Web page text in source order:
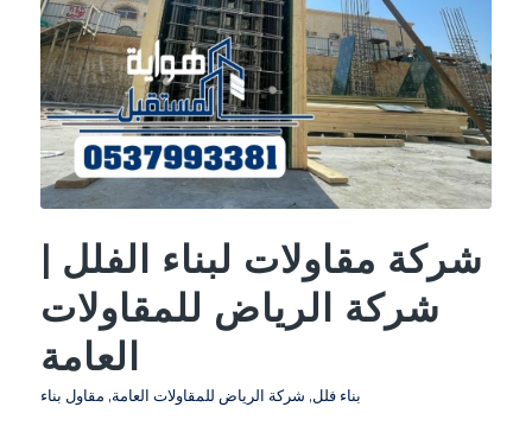
شركة مقاولات لبناء الفلل |
شركة الرياض للمقاولات
العامة
بناء فلل, شركة الرياض للمقاولات العامة, مقاول بناء